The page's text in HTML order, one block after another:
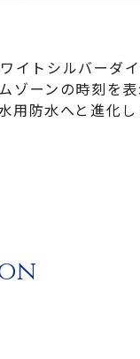
イトシルバーダ
ーンの時刻を
防水へと進化し